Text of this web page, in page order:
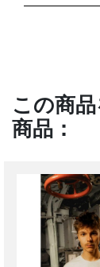
この商
商品：